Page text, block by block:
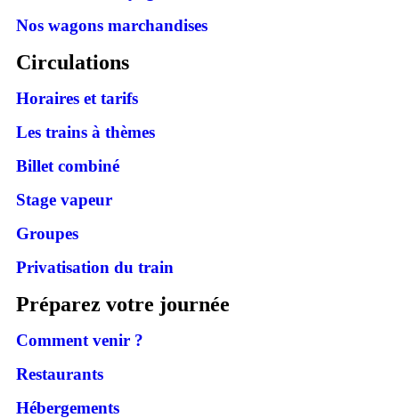
Nos wagons marchandises
Circulations
Horaires et tarifs
Les trains à thèmes
Billet combiné
Stage vapeur
Groupes
Privatisation du train
Préparez votre journée
Comment venir ?
Restaurants
Hébergements